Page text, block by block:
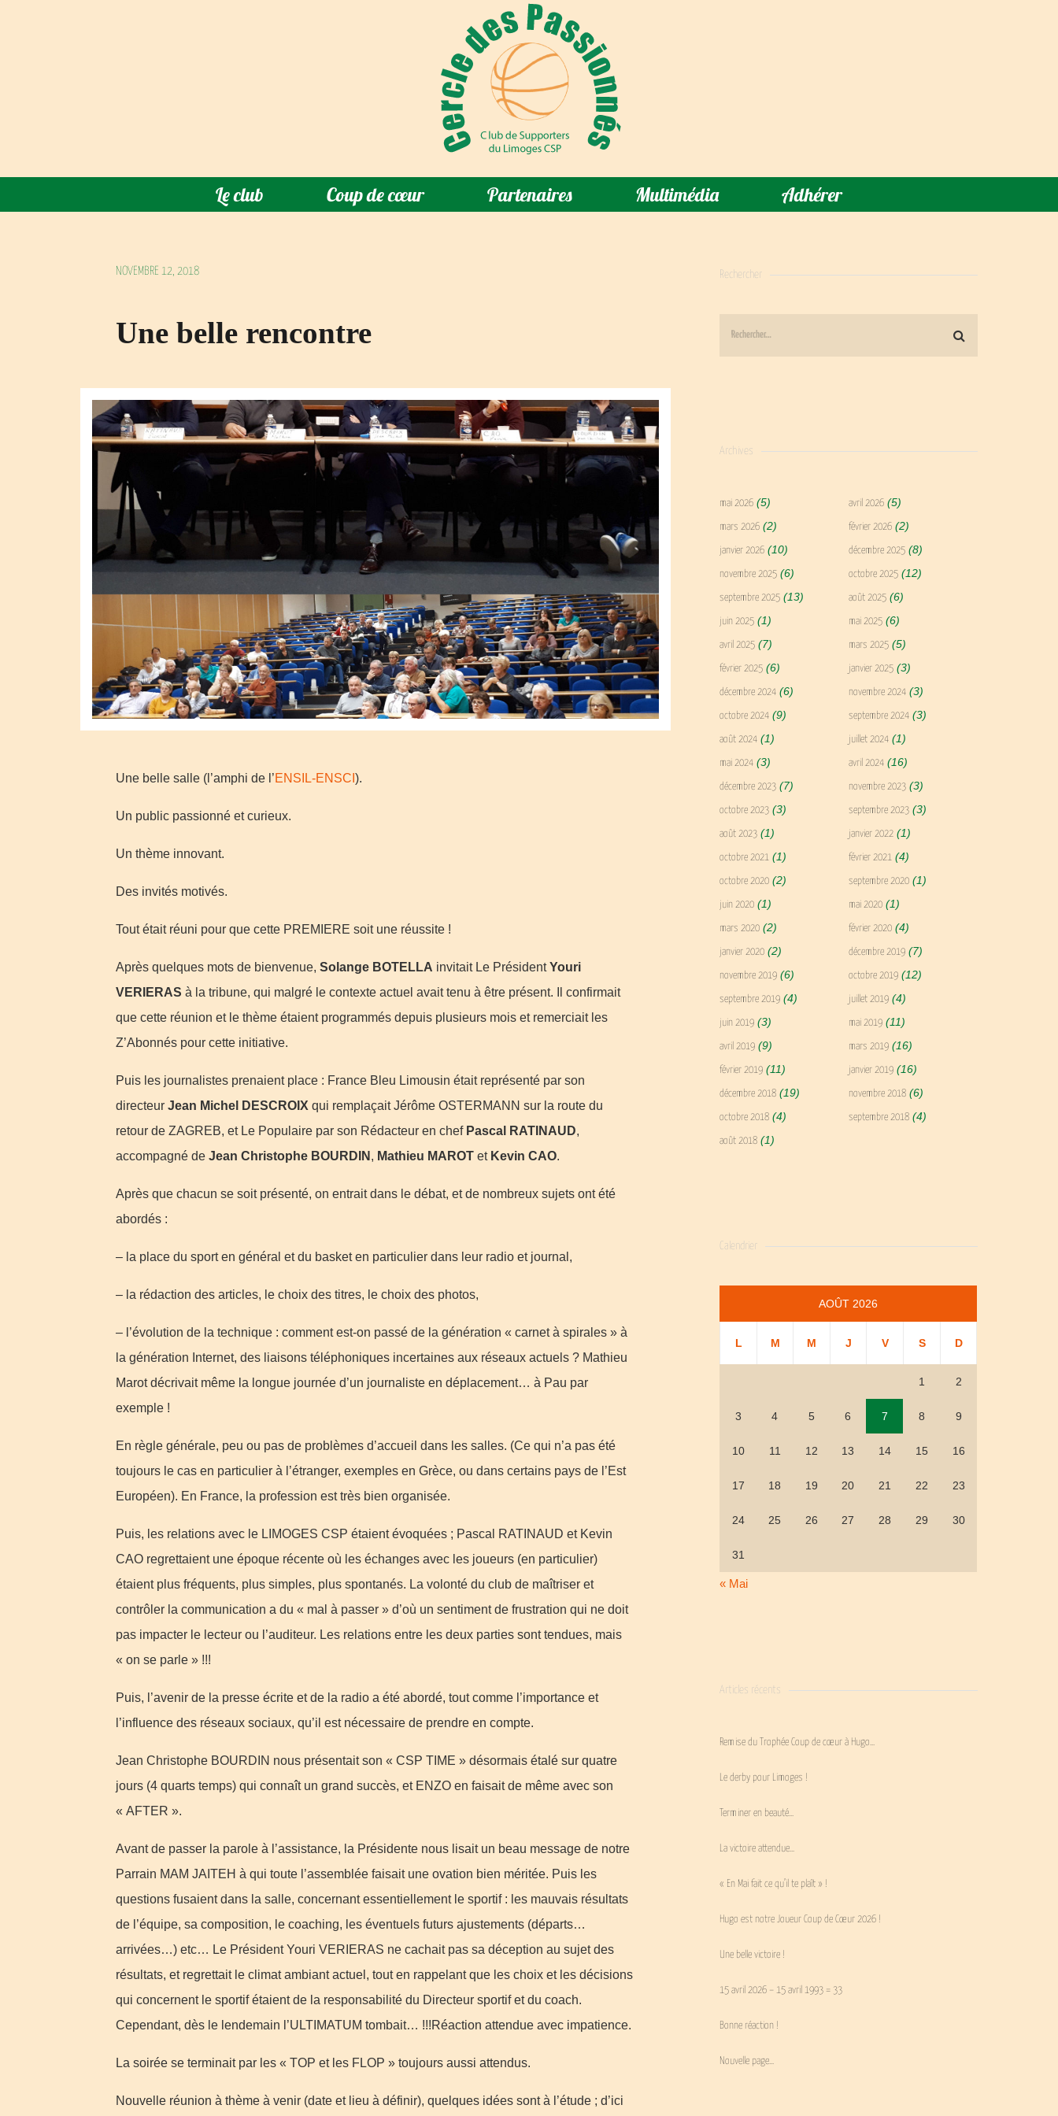
Le club Coup de cœur Partenaires Multimédia Adhérer
NOVEMBRE 12, 2018
Une belle rencontre
Une belle salle (l’amphi de l’ENSIL-ENSCI ).
Un public passionné et curieux.
Un thème innovant.
Des invités motivés.
Tout était réuni pour que cette PREMIERE soit une réussite !
Après quelques mots de bienvenue, Solange BOTELLA invitait Le PrésidentYouri
VERIERAS à la tribune, qui malgré le contexte actuel avait tenu à être présent. Il confirmait
que cette réunion et le thème étaient programmés depuis plusieurs mois et remerciait les
Z’Abonnés pour cette initiative.
Puis les journalistes prenaient place : France Bleu Limousin était représenté par son
directeur Jean Michel DESCROIX qui remplaçait Jérôme OSTERMANN sur la route du
retour de ZAGREB, et Le Populaire par son Rédacteur en chef Pascal RATINAUD,
accompagné de Jean Christophe BOURDIN , Mathieu MAROT et Kevin CAO.
Après que chacun se soit présenté, on entrait dans le débat, et de nombreux sujets ont été
abordés :
– la place du sport en général et du basket en particulier dans leur radio et journal,
– la rédaction des articles, le choix des titres, le choix des photos,
– l’évolution de la technique : comment est-on passé de la génération « carnet à spirales » à
la génération Internet, des liaisons téléphoniques incertaines aux réseaux actuels ? Mathieu
Marot décrivait même la longue journée d’un journaliste en déplacement… à Pau par
exemple !
En règle générale, peu ou pas de problèmes d’accueil dans les salles. (Ce qui n’a pas été
toujours le cas en particulier à l’étranger, exemples en Grèce, ou dans certains pays de l’Est
Européen). En France, la profession est très bien organisée.
Puis, les relations avec le LIMOGES CSP étaient évoquées ; Pascal RATINAUD et Kevin
CAO regrettaient une époque récente où les échanges avec les joueurs (en particulier)
étaient plus fréquents, plus simples, plus spontanés. La volonté du club de maîtriser et
contrôler la communication a du « mal à passer » d’où un sentiment de frustration qui ne doit
pas impacter le lecteur ou l’auditeur. Les relations entre les deux parties sont tendues, mais
« on se parle » !!!
Puis, l’avenir de la presse écrite et de la radio a été abordé, tout comme l’importance et
l’influence des réseaux sociaux, qu’il est nécessaire de prendre en compte.
Jean Christophe BOURDIN nous présentait son « CSP TIME » désormais étalé sur quatre
jours (4 quarts temps) qui connaît un grand succès, et ENZO en faisait de même avec son
« AFTER ».
Avant de passer la parole à l’assistance, la Présidente nous lisait un beau message de notre
Parrain MAM JAITEH à qui toute l’assemblée faisait une ovation bien méritée. Puis les
questions fusaient dans la salle, concernant essentiellement le sportif : les mauvais résultats
de l’équipe, sa composition, le coaching, les éventuels futurs ajustements (départs…
arrivées…) etc… Le Président Youri VERIERAS ne cachait pas sa déception au sujet des
résultats, et regrettait le climat ambiant actuel, tout en rappelant que les choix et les décisions
qui concernent le sportif étaient de la responsabilité du Directeur sportif et du coach.
Cependant, dès le lendemain l’ULTIMATUM tombait… !!!Réaction attendue avec impatience.
La soirée se terminait par les « TOP et les FLOP » toujours aussi attendus.
Nouvelle réunion à thème à venir (date et lieu à définir), quelques idées sont à l’étude ; d’ici
Rechercher
Archives
mai 2026 (5) avril 2026 (5)
mars 2026 (2) février 2026 (2)
janvier 2026 (10) décembre 2025 (8)
novembre 2025 (6) octobre 2025 (12)
septembre 2025 (13) août 2025 (6)
juin 2025 (1) mai 2025 (6)
avril 2025 (7) mars 2025 (5)
février 2025 (6) janvier 2025 (3)
décembre 2024 (6) novembre 2024 (3)
octobre 2024 (9) septembre 2024 (3)
août 2024 (1) juillet 2024 (1)
mai 2024 (3) avril 2024 (16)
décembre 2023 (7) novembre 2023 (3)
octobre 2023 (3) septembre 2023 (3)
août 2023 (1) janvier 2022 (1)
octobre 2021 (1) février 2021 (4)
octobre 2020 (2) septembre 2020 (1)
juin 2020 (1) mai 2020 (1)
mars 2020 (2) février 2020 (4)
janvier 2020 (2) décembre 2019 (7)
novembre 2019 (6) octobre 2019 (12)
septembre 2019 (4) juillet 2019 (4)
juin 2019 (3) mai 2019 (11)
avril 2019 (9) mars 2019 (16)
février 2019 (11) janvier 2019 (16)
décembre 2018 (19) novembre 2018 (6)
octobre 2018 (4) septembre 2018 (4)
août 2018 (1)
Calendrier
AOÛT 2026
L M M J V S D
1 2
3 4 5 6 7 8 9
10 11 12 13 14 15 16
17 18 19 20 21 22 23
24 25 26 27 28 29 30
31
« Mai
Articles récents
Remise du Trophée Coup de cœur à Hugo…
Le derby pour Limoges !
Terminer en beauté…
La victoire attendue…
« En Mai fait ce qu’il te plaît » !
Hugo est notre Joueur Coup de Cœur 2026 !
Une belle victoire !
15 avril 2026 – 15 avril 1993 = 33
Bonne réaction !
Nouvelle page…